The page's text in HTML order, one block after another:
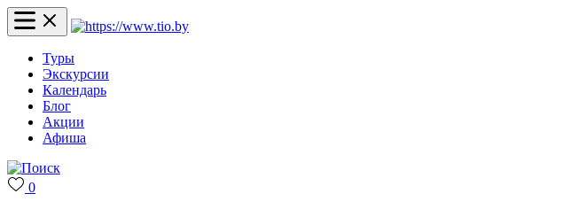
Туры
Экскурсии
Календарь
Блог
Акции
Афиша
0